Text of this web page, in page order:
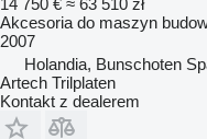
14 750 € ≈ 63 510 zł
Akcesoria do maszyn
2007
Holandia, Bunschoten
Artech Trilplaten
Kontakt z dealerem